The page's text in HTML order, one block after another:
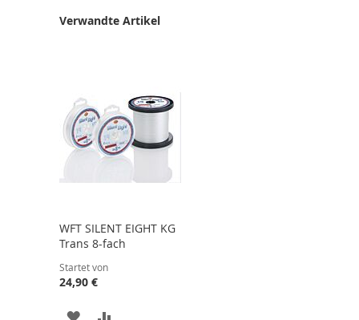
Verwandte Artikel
WFT SILENT EIGHT KG
Trans 8-fach
Startet von
24,90 €
ZUR